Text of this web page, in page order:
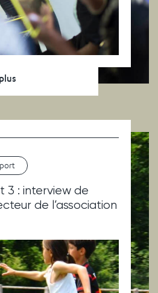
3 : interview de
de l’association